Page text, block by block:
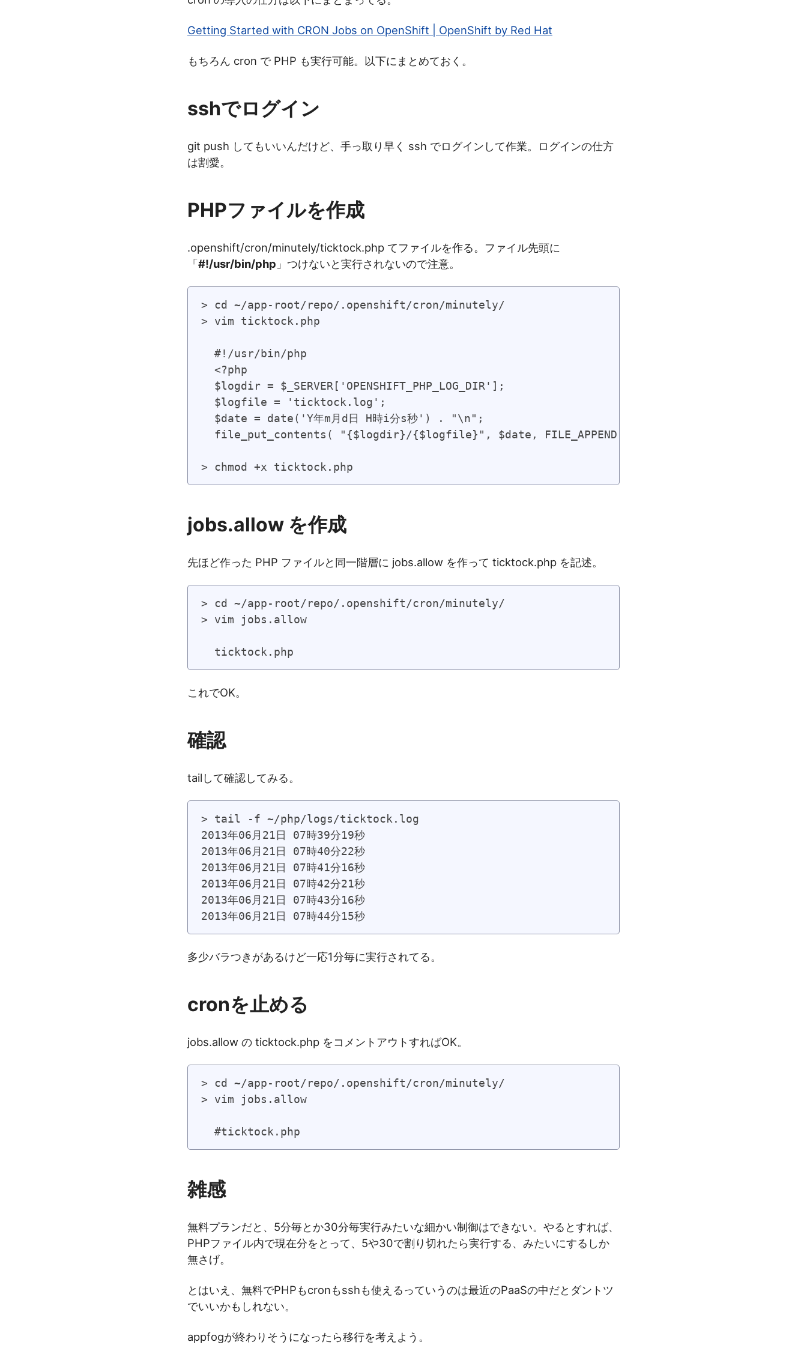
Getting Started with CRON Jobs on OpenShift | OpenShift by Red Hat
もちろん cron で PHP も実行可能。以下にまとめておく。
sshでログイン
git push してもいいんだけど、手っ取り早く ssh でログインして作業。ログインの仕方
は割愛。
PHPファイルを作成
.openshift/cron/minutely/ticktock.php てファイルを作る。ファイル先頭に
「#!/usr/bin/php 」つけないと実行されないので注意。
> cd ~/app-root/repo/.openshift/cron/minutely/
> vim ticktock.php
  #!/usr/bin/php
  <?php
  $logdir = $_SERVER['OPENSHIFT_PHP_LOG_DIR'];
  $logfile = 'ticktock.log';
  $date = date('Y年m月d日 H時i分s秒') . "\n";
  file_put_contents( "{$logdir}/{$logfile}", $date, FILE_APPEND );
> chmod +x ticktock.php
jobs.allow を作成
先ほど作った PHP ファイルと同一階層に jobs.allow を作って ticktock.php を記述。
> cd ~/app-root/repo/.openshift/cron/minutely/
> vim jobs.allow
  ticktock.php
これでOK。
確認
tailして確認してみる。
> tail -f ~/php/logs/ticktock.log
2013年06月21日 07時39分19秒
2013年06月21日 07時40分22秒
2013年06月21日 07時41分16秒
2013年06月21日 07時42分21秒
2013年06月21日 07時43分16秒
2013年06月21日 07時44分15秒
多少バラつきがあるけど一応1分毎に実行されてる。
cronを止める
jobs.allow の ticktock.php をコメントアウトすればOK。
> cd ~/app-root/repo/.openshift/cron/minutely/
> vim jobs.allow
  #ticktock.php
雑感
無料プランだと、5分毎とか30分毎実行みたいな細かい制御はできない。やるとすれば、
PHPファイル内で現在分をとって、5や30で割り切れたら実行する、みたいにするしか
無さげ。
とはいえ、無料でPHPもcronもsshも使えるっていうのは最近のPaaSの中だとダントツ
でいいかもしれない。
appfogが終わりそうになったら移行を考えよう。